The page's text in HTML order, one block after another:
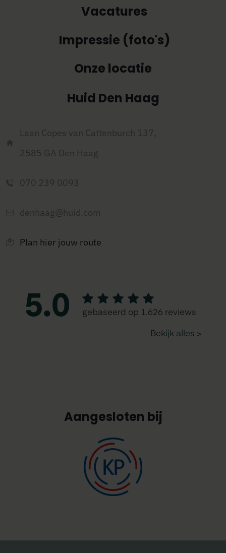
Vacatures
Impressie (foto's)
Onze locatie
Huid Den Haag
Laan Copes van Cattenburch 137,
2585 GA Den Haag
070 239 0093
denhaag@huid.com
Plan hier jouw route
Aangesloten bij